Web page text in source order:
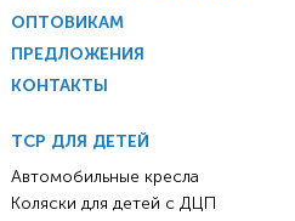
ОПТОВИКАМ
ПРЕДЛОЖЕНИЯ
КОНТАКТЫ
ТСР ДЛЯ ДЕТЕЙ
Автомобильные кресла
Коляски для детей с ДЦП